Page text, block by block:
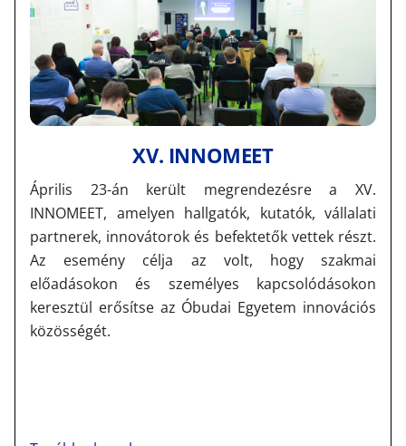
XV. INNOMEET
Április 23-án került megrendezésre a XV.
INNOMEET, amelyen hallgatók, kutatók, vállalati
partnerek, innovátorok és befektetők vettek részt.
Az esemény célja az volt, hogy szakmai
előadásokon és személyes kapcsolódásokon
keresztül erősítse az Óbudai Egyetem innovációs
közösségét.